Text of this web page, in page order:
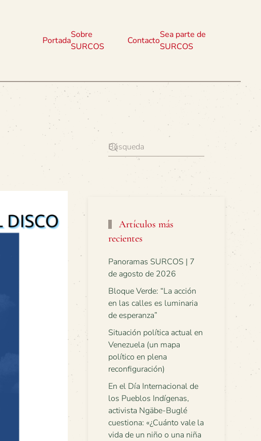
Portada
Sobre
SURCOS
Contacto
Sea parte de
SURCOS
Artículos más
recientes
Panoramas SURCOS | 7
de agosto de 2026
Bloque Verde: “La acción
en las calles es luminaria
de esperanza”
Situación política actual en
Venezuela (un mapa
político en plena
reconfiguración)
En el Día Internacional de
los Pueblos Indígenas,
activista Ngäbe-Buglé
cuestiona: «¿Cuánto vale la
vida de un niño o una niña